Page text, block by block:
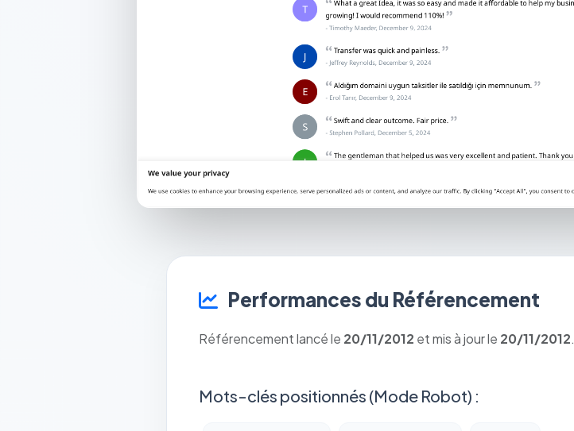
Performances du Référencement
Référencement lancé le 20/11/2012 et mis à jour le 20/11/2012.
Mots-clés positionnés (Mode Robot) :